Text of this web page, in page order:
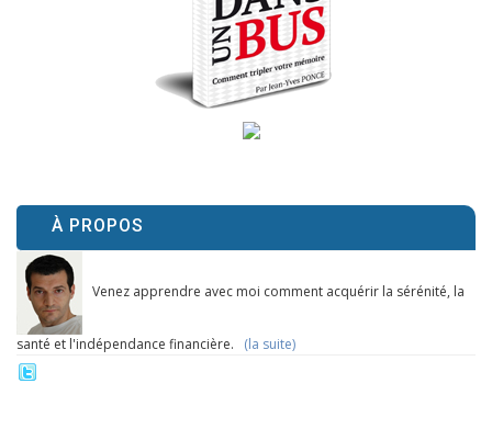
À PROPOS
Venez apprendre avec moi comment acquérir la sérénité, la
santé et l'indépendance financière. (la suite)